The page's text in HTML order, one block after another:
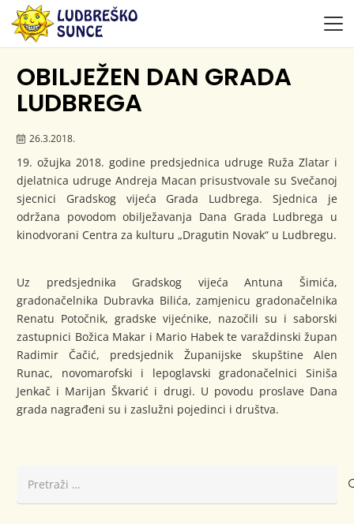
OBILJEŽEN DAN GRADA
LUDBREGA
26.3.2018.
19. ožujka 2018. godine predsjednica udruge Ruža Zlatar i
djelatnica udruge Andreja Macan prisustvovale su Svečanoj
sjecnici Gradskog vijeća Grada Ludbrega. Sjednica je
održana povodom obilježavanja Dana Grada Ludbrega u
kinodvorani Centra za kulturu „Dragutin Novak“ u Ludbregu.
Uz predsjednika Gradskog vijeća Antuna Šimića,
gradonačelnika Dubravka Bilića, zamjenicu gradonačelnika
Renatu Potočnik, gradske vijećnike, nazočili su i saborski
zastupnici Božica Makar i Mario Habek te varaždinski župan
Radimir Čačić, predsjednik Županijske skupštine Alen
Runac, novomarofski i lepoglavski gradonačelnici Siniša
Jenkač i Marijan Škvarić i drugi. U povodu proslave Dana
grada nagrađeni su i zaslužni pojedinci i društva.